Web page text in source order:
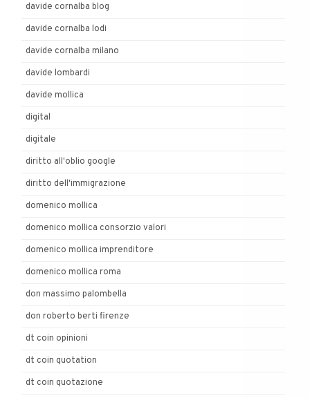
davide cornalba blog
davide cornalba lodi
davide cornalba milano
davide lombardi
davide mollica
digital
digitale
diritto all'oblio google
diritto dell'immigrazione
domenico mollica
domenico mollica consorzio valori
domenico mollica imprenditore
domenico mollica roma
don massimo palombella
don roberto berti firenze
dt coin opinioni
dt coin quotation
dt coin quotazione